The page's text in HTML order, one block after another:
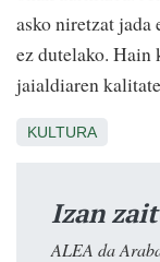
asko niretzat
ez dutelako. Hain
jaialdiaren
KULTURA
Izan
ALEA da